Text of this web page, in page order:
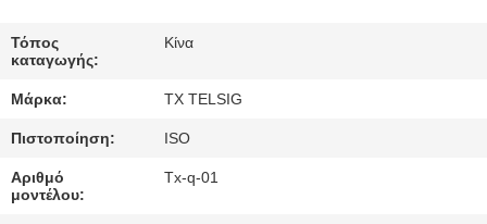
ΜΑΣ
ΕΛΆΤΕ
ΕΠΑΦΉ
ΜΕ
Τόπος
καταγωγής:
Κίνα
Μάρκα: TX TELSIG
Πιστοποίηση: ISO
Αριθμό
μοντέλου:
Tx-q-01